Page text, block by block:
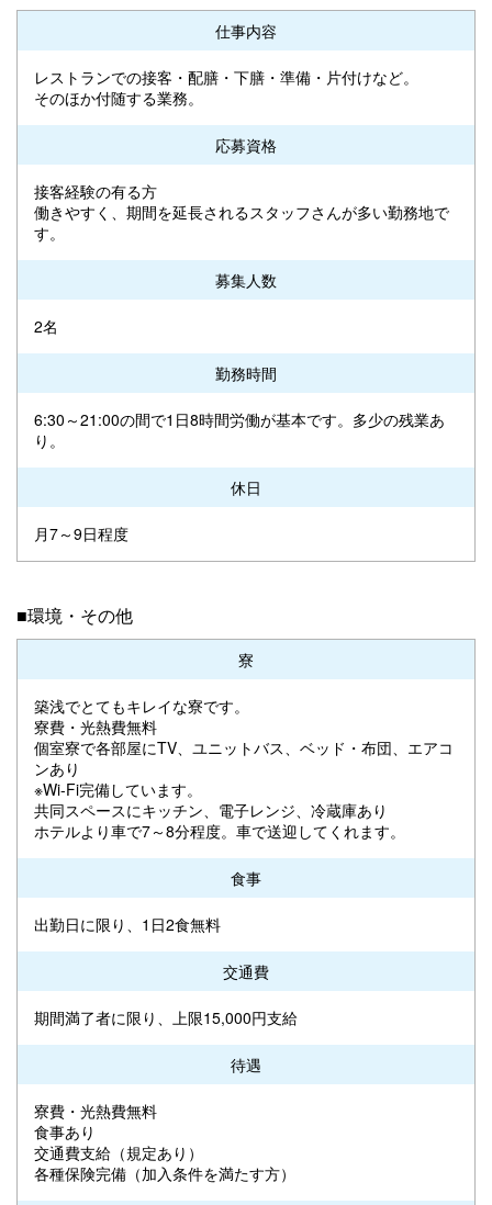
仕事内容
レストランでの接客・配膳・下膳・準備・片付けなど。
そのほか付随する業務。
応募資格
接客経験の有る方
働きやすく、期間を延長されるスタッフさんが多い勤務地で
す。
募集人数
2名
勤務時間
6:30～21:00の間で1日8時間労働が基本です。多少の残業あ
り。
休日
月7～9日程度
■環境・その他
寮
築浅でとてもキレイな寮です。
寮費・光熱費無料
個室寮で各部屋にTV、ユニットバス、ベッド・布団、エアコ
ンあり
※Wi-Fi完備しています。
共同スペースにキッチン、電子レンジ、冷蔵庫あり
ホテルより車で7～8分程度。車で送迎してくれます。
食事
出勤日に限り、1日2食無料
交通費
期間満了者に限り、上限15,000円支給
待遇
寮費・光熱費無料
食事あり
交通費支給（規定あり）
各種保険完備（加入条件を満たす方）